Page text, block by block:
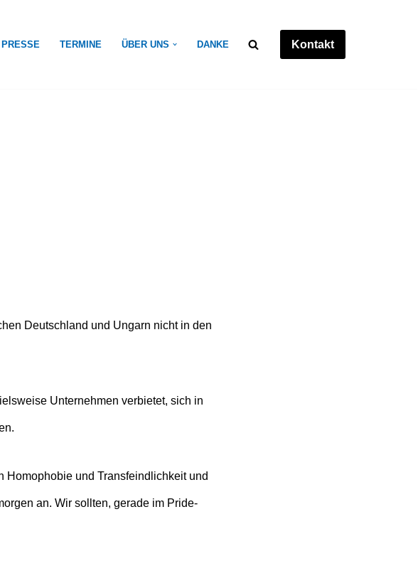
PRESSE TERMINE ÜBER UNS DANKE Kontakt
Deutschland und Ungarn nicht in den
Unternehmen verbietet, sich in
Homophobie und Transfeindlichkeit und
an. Wir sollten, gerade im Pride-